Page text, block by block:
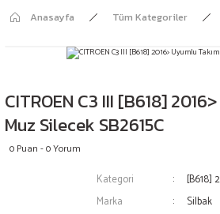
Anasayfa Tüm Kategoriler
CITROEN C3 III [B618]
Muz Silecek SB2615C
0 Puan - 0 Yorum
Kategori [B618]
Marka
Silbak